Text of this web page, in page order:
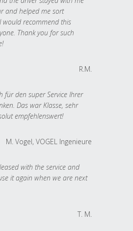
and helped me sort
would recommend this
Thank you for such
R.M.
für den super Service Ihrer
Das war Klasse, sehr
empfehlenswert!
M. Vogel, VOGEL Ingenieure
with the service and
it again when we are next
T. M.